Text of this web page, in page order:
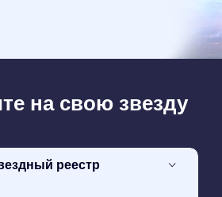
на свою звезду
реестр